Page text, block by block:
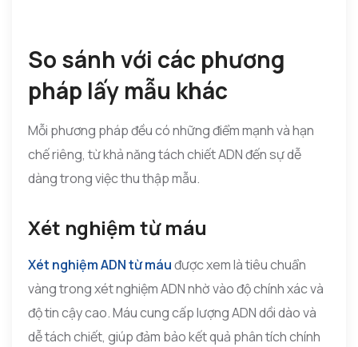
So sánh với các phương
pháp lấy mẫu khác
Mỗi phương pháp đều có những điểm mạnh và hạn
chế riêng, từ khả năng tách chiết ADN đến sự dễ
dàng trong việc thu thập mẫu.
Xét nghiệm từ máu
Xét nghiệm ADN từ máuđược xem là tiêu chuẩn
vàng trong xét nghiệm ADN nhờ vào độ chính xác và
độ tin cậy cao. Máu cung cấp lượng ADN dồi dào và
dễ tách chiết, giúp đảm bảo kết quả phân tích chính